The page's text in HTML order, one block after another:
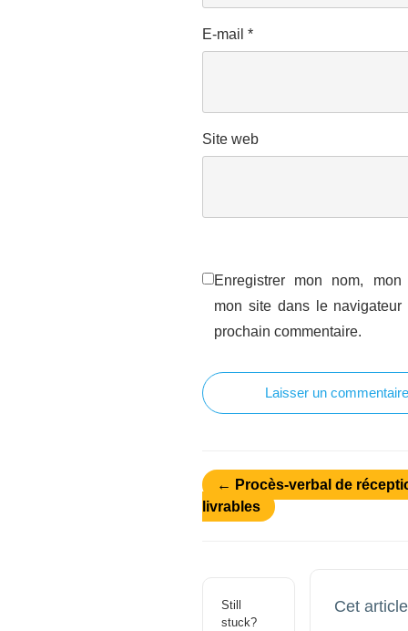
E-mail *
Site web
Enregistrer mon nom,
mon site dans le navigateur
prochain commentaire.
Laisser un commentaire
← Procès-verbal de
livrables
Still
stuck?
Cet